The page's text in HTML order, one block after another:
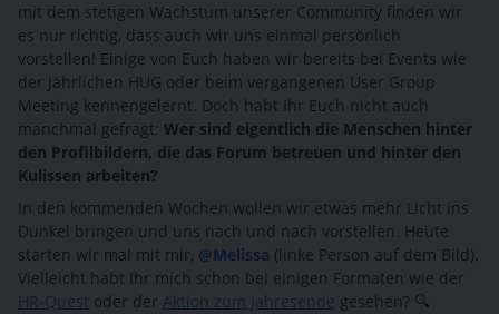
mit dem stetigen Wachstum unserer Community finden wir
es nur richtig, dass auch wir uns einmal persönlich
vorstellen! Einige von Euch haben wir bereits bei Events wie
der jährlichen HUG oder beim vergangenen User Group
Meeting kennengelernt. Doch habt Ihr Euch nicht auch
manchmal gefragt: Wer sind eigentlich die Menschen hinter
den Profilbildern, die das Forum betreuen und hinter den
Kulissen arbeiten?
In den kommenden Wochen wollen wir etwas mehr Licht ins
Dunkel bringen und uns nach und nach vorstellen. Heute
starten wir mal mit mir, @Melissa (linke Person auf dem Bild).
Vielleicht habt Ihr mich schon bei einigen Formaten wie der
HR-Quest oder der Aktion zum Jahresende gesehen? 🔍